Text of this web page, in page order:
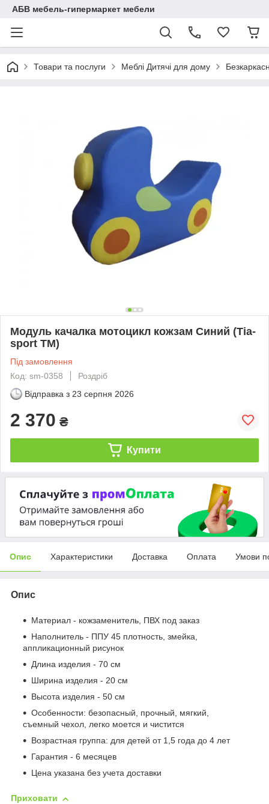
АБВ мебель-гипермаркет мебели
Товари та послуги Меблі Дитячі для дому
Модуль качалка мотоцикл кожзам Синий (Тia-
sport ТМ)
Під замовлення
Код: sm-0358
Роздріб
Відправка з 23 серпня 2026
2 370 ₴
Купити
Опис Характеристики Доставка Оплата Умови
Опис
Материал - кожзаменитель, ПВХ под заказ
Наполнитель - ППУ 45 плотность, змейка,
аппликационный рисунок
Длина изделия - 70 см
Ширина изделия - 20 см
Высота изделия - 50 см
Особенности: безопасный, прочный, мягкий,
съемный чехол, легко моется и чистится
Возрастная группа: для детей от 1,5 года до 4 лет
Гарантия - 6 месяцев
Цена указана без учета доставки
Приховати